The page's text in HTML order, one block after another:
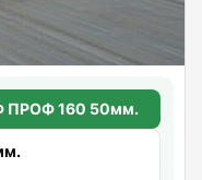
ПРОФ 160 50мм.